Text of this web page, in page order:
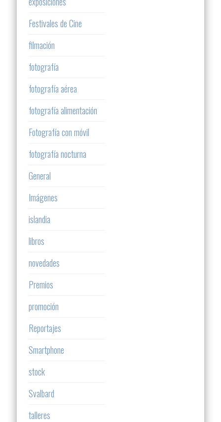
Festivales de Cine
filmación
fotografía
fotografía aérea
fotografía alimentación
Fotografía con móvil
fotografía nocturna
General
Imágenes
islandia
libros
novedades
Premios
promoción
Reportajes
Smartphone
stock
Svalbard
talleres